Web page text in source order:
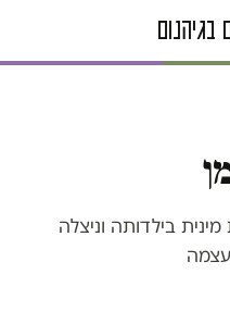
מינית בילדותה וניצלה